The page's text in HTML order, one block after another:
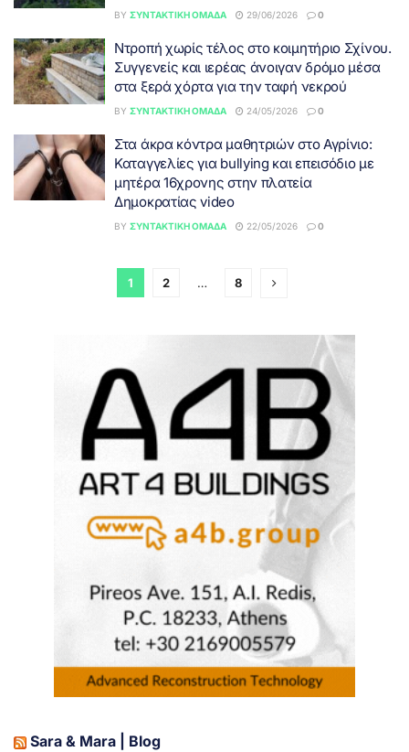
BY ΣΥΝΤΑΚΤΙΚΉ ΟΜΆΔΑ 29/06/2026 0
Ντροπή χωρίς τέλος στο κοιμητήριο Σχίνου.
Συγγενείς και ιερέας άνοιγαν δρόμο μέσα
στα ξερά χόρτα για την ταφή νεκρού
BY ΣΥΝΤΑΚΤΙΚΉ ΟΜΆΔΑ 24/05/2026 0
Στα άκρα κόντρα μαθητριών στο Αγρίνιο:
Καταγγελίες για bullying και επεισόδιο με
μητέρα 16χρονης στην πλατεία
Δημοκρατίας video
BY ΣΥΝΤΑΚΤΙΚΉ ΟΜΆΔΑ 22/05/2026 0
1 2 … 8
Sara & Mara | Blog